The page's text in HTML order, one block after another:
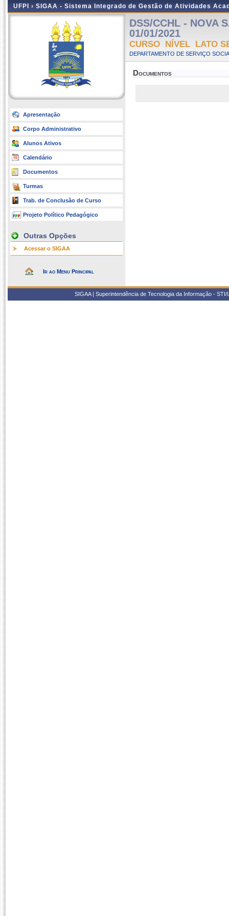
UFPI › SIGAA - Sistema Integrado de Gestão de Atividades
Apresentação
Corpo Administrativo
Alunos Ativos
Calendário
Documentos
Turmas
Trab. de Conclusão de Curso
Projeto Político Pedagógico
Outras Opções
Acessar o SIGAA
Ir ao Menu Principal
DSS/CCHL - NOVA
01/01/2021
CURSO NÍVEL LATO
DEPARTAMENTO DE SERVIÇO
Documentos
SIGAA | Superintendência de Tecnologia da Informação -